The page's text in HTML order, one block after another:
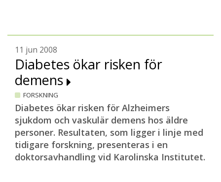
11 jun 2008
Diabetes ökar risken för
demens
FORSKNING
Diabetes ökar risken för Alzheimers
sjukdom och vaskulär demens hos äldre
personer. Resultaten, som ligger i linje med
tidigare forskning, presenteras i en
doktorsavhandling vid Karolinska Institutet.